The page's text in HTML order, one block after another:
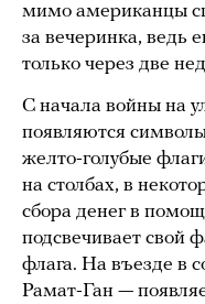
мимо американцы
за вечеринка, ведь
только через две
С начала войны на
появляются
желто-голубые
на столбах, в
сбора денег в
подсвечивает свой
флага. На въезде в
Рамат-Ган —